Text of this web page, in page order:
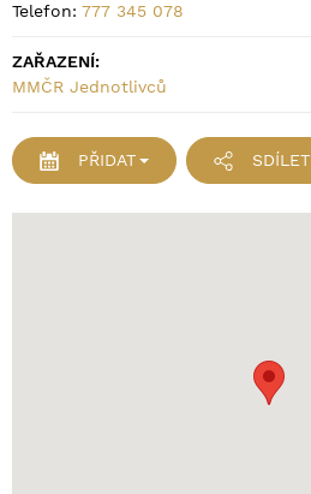
Telefon: 777 345 078
ZAŘAZENÍ:
MMČR Jednotlivců
PŘIDAT SDÍLET